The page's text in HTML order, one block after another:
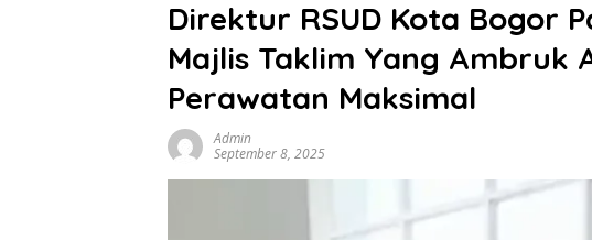
Direktur RSUD Kota Bogor
Majlis Taklim Yang Ambruk
Perawatan Maksimal
Admin
September 8, 2025